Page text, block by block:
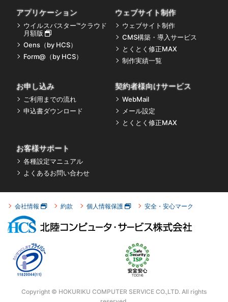
アプリケーション
ウイルスバスター™クラウド
月額版
Oens（by HCS）
Form@（by HCS）
ウェブサイト制作
ウェブサイト制作
CMS構築・導入サービス
とくとく修正MAX
制作実績一覧
お申し込み
ご利用までの流れ
申込書ダウンロード
契約者様向けサービス
WebMail
メール設定
とくとく修正MAX
お客様サポート
各種設定マニュアル
よくあるお問い合わせ
会社情報 約款 個人情報保護 安全・安心マーク
Copyright © HOKURIKU COMPUTER SERVICE CO.,LTD. All rights